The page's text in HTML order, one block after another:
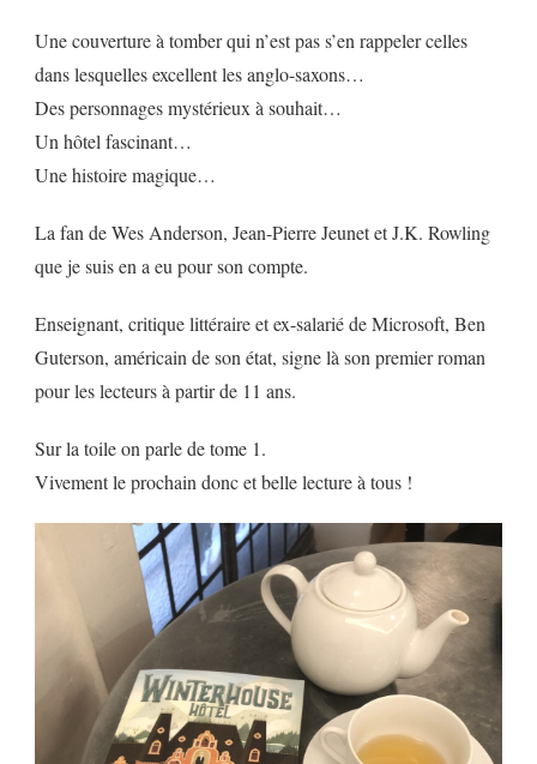
Une couverture à tomber qui n’est pas s’en rappeler celles
dans lesquelles excellent les anglo-saxons…
Des personnages mystérieux à souhait…
Un hôtel fascinant…
Une histoire magique…
La fan de Wes Anderson, Jean-Pierre Jeunet et J.K. Rowling
que je suis en a eu pour son compte.
Enseignant, critique littéraire et ex-salarié de Microsoft, Ben
Guterson, américain de son état, signe là son premier roman
pour les lecteurs à partir de 11 ans.
Sur la toile on parle de tome 1.
Vivement le prochain donc et belle lecture à tous !